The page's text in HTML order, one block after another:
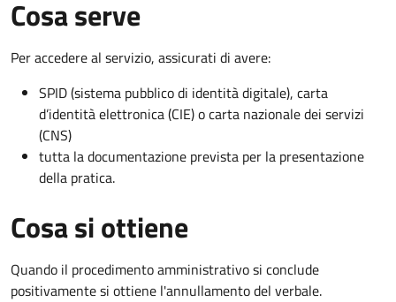
Cosa serve
Per accedere al servizio, assicurati di avere:
SPID (sistema pubblico di identità digitale), carta
d’identità elettronica (CIE) o carta nazionale dei servizi
(CNS)
tutta la documentazione prevista per la presentazione
della pratica.
Cosa si ottiene
Quando il procedimento amministrativo si conclude
positivamente si ottiene l'annullamento del verbale.